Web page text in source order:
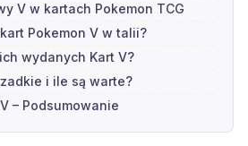
V w kartach Pokemon TCG
Pokemon V w talii?
wydanych Kart V?
i ile są warte?
– Podsumowanie